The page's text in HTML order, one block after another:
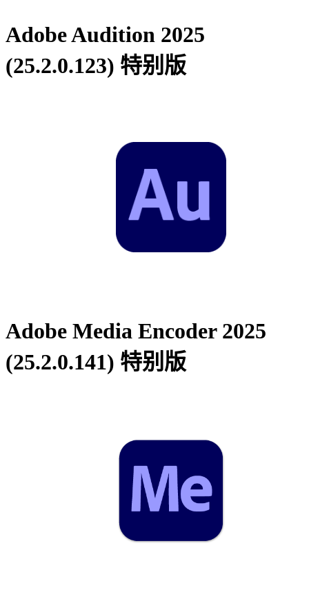
Adobe Audition 2025
(25.2.0.123) 特别版
Adobe Media Encoder 2025
(25.2.0.141) 特别版